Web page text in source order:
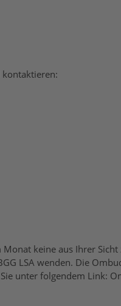
kontaktieren:
keine aus Ihrer
LSA wenden. Die
unter folgendem Link: